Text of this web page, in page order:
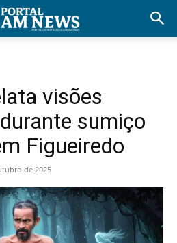
visões
sumiço
Figueiredo
de 2025